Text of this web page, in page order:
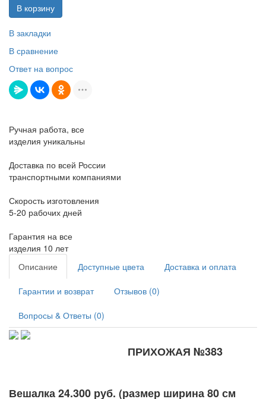
В корзину
В закладки
В сравнение
Ответ на вопрос
Ручная работа, все
изделия уникальны
Доставка по всей России
транспортными компаниями
Скорость изготовления
5-20 рабочих дней
Гарантия на все
изделия 10 лет
Описание
Доступные цвета Доставка и оплата
Гарантии и возврат Отзывов (0)
Вопросы & Ответы (0)
ПРИХОЖАЯ №383
Вешалка 24.300 руб. (размер ширина 80 см